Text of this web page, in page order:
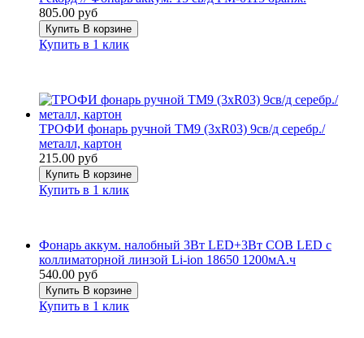
805.00 руб
Купить В корзине
Купить в 1 клик
ТРОФИ фонарь ручной TM9 (3xR03) 9св/д серебр./
металл, картон
215.00 руб
Купить В корзине
Купить в 1 клик
Фонарь аккум. налобный 3Вт LED+3Вт COB LED с
коллиматорной линзой Li-ion 18650 1200мА.ч
540.00 руб
Купить В корзине
Купить в 1 клик